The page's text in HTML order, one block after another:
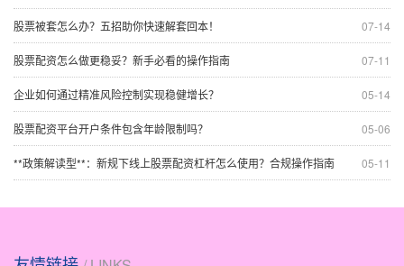
07-14
股票被套怎么办？五招助你快速解套回本！
07-11
股票配资怎么做更稳妥？新手必看的操作指南
05-14
企业如何通过精准风险控制实现稳健增长？
05-06
股票配资平台开户条件包含年龄限制吗？
05-11
**政策解读型**：新规下线上股票配资杠杆怎么使用？合规操作指南